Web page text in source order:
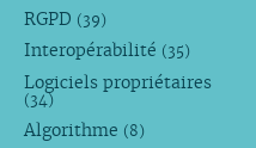
RGPD (39)
Interopérabilité (35)
Logiciels propriétaires
(34)
Algorithme (8)